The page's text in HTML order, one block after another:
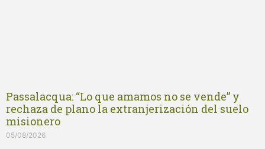
Passalacqua: “Lo que amamos no se vende” y
rechaza de plano la extranjerización del suelo
misionero
05/08/2026